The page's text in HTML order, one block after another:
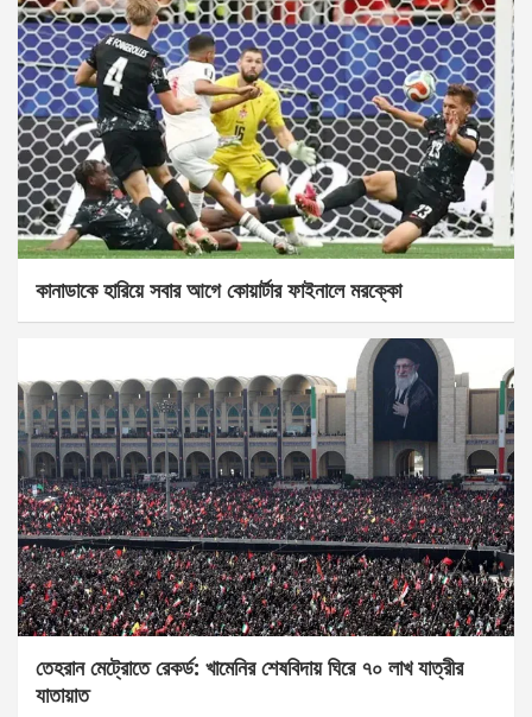
কানাডাকে হারিয়ে সবার আগে কোয়ার্টার ফাইনালে মরক্কো
তেহরান মেট্রোতে রেকর্ড: খামেনির শেষবিদায় ঘিরে ৭০ লাখ যাত্রীর
যাতায়াত